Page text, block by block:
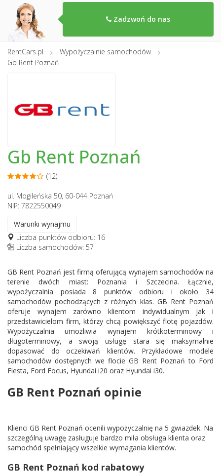
Zadzwoń do nas
RentCars.pl
Wypożyczalnie samochodów
Gb Rent Poznań
Gb Rent Poznań
(12)
ul. Mogileńska 50, 60-044 Poznań
NIP: 7822550049
Warunki wynajmu
Liczba punktów odbioru: 16
Liczba samochodów: 57
GB Rent Poznań jest firmą oferującą wynajem samochodów na
terenie dwóch miast: Poznania i Szczecina. Łącznie,
wypożyczalnia posiada 8 punktów odbioru i około 34
samochodów pochodzących z różnych klas. GB Rent Poznań
oferuje wynajem zarówno klientom indywidualnym jak i
przedstawicielom firm, którzy chcą powiększyć flotę pojazdów.
Wypożyczalnia umożliwia wynajem krótkoterminowy i
długoterminowy, a swoją usługę stara się maksymalnie
dopasować do oczekiwań klientów. Przykładowe modele
samochodów dostępnych we flocie GB Rent Poznań to Ford
Fiesta, Ford Focus, Hyundai i20 oraz Hyundai i30.
GB Rent Poznań opinie
Klienci GB Rent Poznań ocenili wypożyczalnię na 5 gwiazdek. Na
szczególną uwagę zasługuje bardzo miła obsługa klienta oraz
samochód spełniający wszelkie wymagania klientów.
GB Rent Poznań kod rabatowy